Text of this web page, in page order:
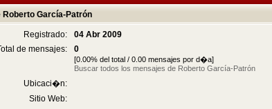
Roberto García-Patrón
Registrado:
04 Abr 2009
de mensajes:
0
[0.00% del total / 0.00 mensajes por d�a]
Buscar todos los mensajes de Roberto García-Patrón
Ubicaci�n:
Sitio Web: